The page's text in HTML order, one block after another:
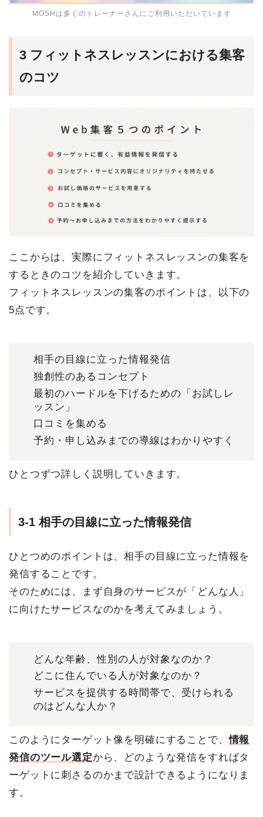
MOSHは多くのトレーナーさんにご利用いただいています
3 フィットネスレッスンにおける集客
のコツ
ここからは、実際にフィットネスレッスンの集客を
するときのコツを紹介していきます。
フィットネスレッスンの集客のポイントは、以下の
5点です。
相手の目線に立った情報発信
独創性のあるコンセプト
最初のハードルを下げるための「お試しレ
ッスン」
口コミを集める
予約・申し込みまでの導線はわかりやすく
ひとつずつ詳しく説明していきます。
3-1 相手の目線に立った情報発信
ひとつめのポイントは、相手の目線に立った情報を
発信することです。
そのためには、まず自身のサービスが「どんな人」
に向けたサービスなのかを考えてみましょう。
どんな年齢、性別の人が対象なのか？
どこに住んでいる人が対象なのか？
サービスを提供する時間帯で、受けられる
のはどんな人か？
このようにターゲット像を明確にすることで、情報
発信のツール選定から、どのような発信をすればタ
ーゲットに刺さるのかまで設計できるようになりま
す。